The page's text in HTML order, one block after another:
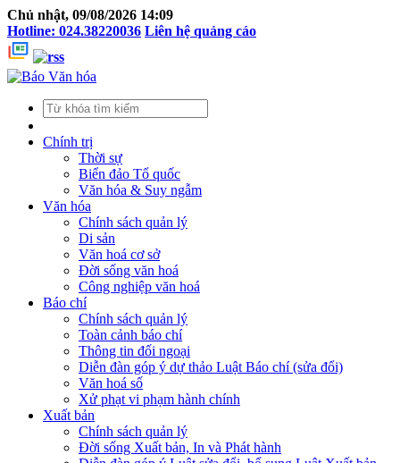
Chủ nhật, 09/08/2026 14:09
Hotline: 024.38220036 Liên hệ quảng cáo
Chính trị
Thời sự
Biển đảo Tổ quốc
Văn hóa & Suy ngẫm
Văn hóa
Chính sách quản lý
Di sản
Văn hoá cơ sở
Đời sống văn hoá
Công nghiệp văn hoá
Báo chí
Chính sách quản lý
Toàn cảnh báo chí
Thông tin đối ngoại
Diễn đàn góp ý dự thảo Luật Báo chí (sửa đổi)
Văn hoá số
Xử phạt vi phạm hành chính
Xuất bản
Chính sách quản lý
Đời sống Xuất bản, In và Phát hành